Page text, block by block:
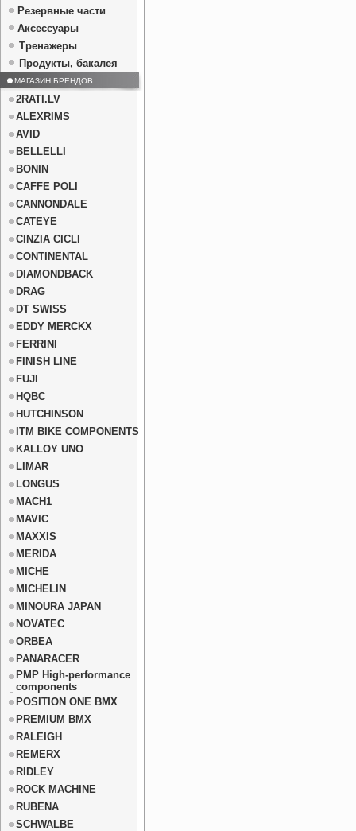
Резервные части
Аксессуары
Тренажеры
Продукты, бакалея
МАГАЗИН БРЕНДОВ
2RATI.LV
ALEXRIMS
AVID
BELLELLI
BONIN
CAFFE POLI
CANNONDALE
CATEYE
CINZIA CICLI
CONTINENTAL
DIAMONDBACK
DRAG
DT SWISS
EDDY MERCKX
FERRINI
FINISH LINE
FUJI
HQBC
HUTCHINSON
ITM BIKE COMPONENTS
KALLOY UNO
LIMAR
LONGUS
MACH1
MAVIC
MAXXIS
MERIDA
MICHE
MICHELIN
MINOURA JAPAN
NOVATEC
ORBEA
PANARACER
PMP High-performance
components
POSITION ONE BMX
PREMIUM BMX
RALEIGH
REMERX
RIDLEY
ROCK MACHINE
RUBENA
SCHWALBE